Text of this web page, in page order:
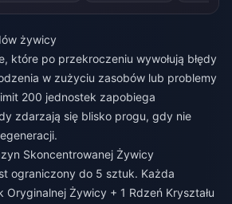
żywicy
które po przekroczeniu wywołują błędy
w zużyciu zasobów lub problemy
200 jednostek zapobiega
zdarzają się blisko progu, gdy nie
Skoncentrowanej Żywicy
ograniczony do 5 sztuk. Każda
Żywicy + 1 Rdzeń Kryształu